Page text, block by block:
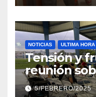
NOTICIAS ULTIMA HORA
Tensión y
reunión
Reparto
5/FEBRERO/2025